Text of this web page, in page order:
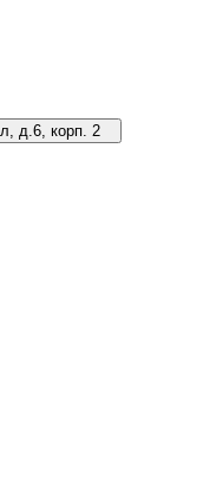
д.6, корп. 2